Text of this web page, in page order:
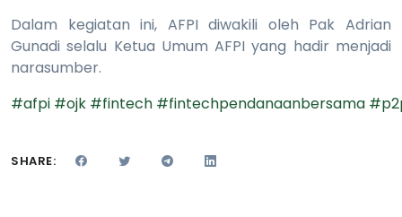
Dalam kegiatan ini, AFPI diwakili oleh Pak Adrian
Gunadi selalu Ketua Umum AFPI yang hadir menjadi
narasumber.
#afpi #ojk #fintech #fintechpendanaanbersama
SHARE: